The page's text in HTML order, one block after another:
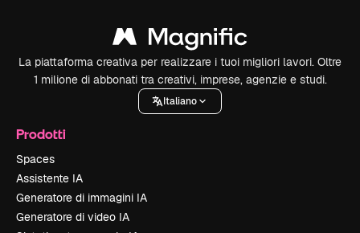
La piattaforma creativa per realizzare i tuoi migliori lavori. Oltre
1 milione di abbonati tra creativi, imprese, agenzie e studi.
Italiano
Prodotti
Spaces
Assistente IA
Generatore di immagini IA
Generatore di video IA